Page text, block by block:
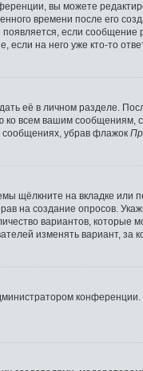
вы можете
времени после его
если
если на него уже кто-то
её в личном разделе.
всем вашим
сообщениях, убрав флажок
щёлкните на вкладке или
на создание опросов.
вариантов,
изменять вариант, за